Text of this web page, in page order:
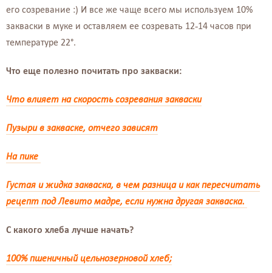
его созревание :) И все же чаще всего мы используем 10%
закваски в муке и оставляем ее созревать 12-14 часов при
температуре 22°.
Что еще полезно почитать про закваски:
Что влияет на скорость созревания закваски
Пузыри в закваске, отчего зависят
На пике
Густая и жидка закваска, в чем разница и как пересчитать
рецепт под Левито мадре, если нужна другая закваска.
С какого хлеба лучше начать?
100% пшеничный цельнозерновой хлеб;